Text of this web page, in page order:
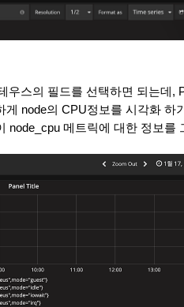
우스의 필드를 선택하면 되는데,
node의 CPU정보를 시각화 하
node_cpu 메트릭에 대한 정보를